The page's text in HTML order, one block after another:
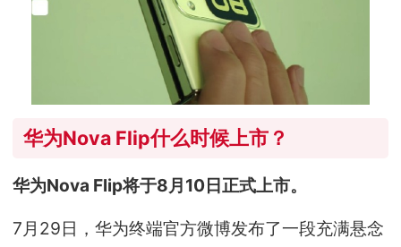
华为Nova Flip什么时候上市？
华为Nova Flip将于8月10日正式上市。
7月29日，华为终端官方微博发布了一段充满悬念